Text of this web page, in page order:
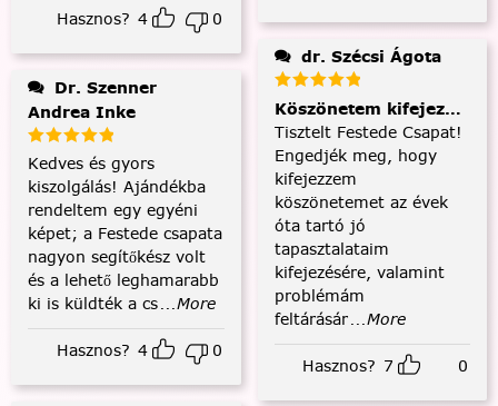
Hasznos? 4 0
Andrea Inke
Kedves és gyors
kiszolgálás! Ajándékba
rendeltem egy egyéni
képet; a Festede csapata
nagyon segítőkész volt
és a lehető leghamarabb
ki is küldték a cs...More
Hasznos? 4 0
dr. Szécsi Ágota
Köszönetem kifejezése
Tisztelt Festede Csapat!
Engedjék meg, hogy
kifejezzem
köszönetemet az évek
óta tartó jó
tapasztalataim
kifejezésére, valamint
problémám
feltárásár...More
Hasznos? 7 0